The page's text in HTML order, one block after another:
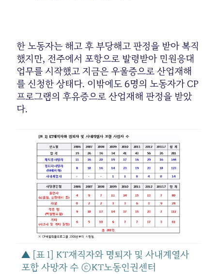
한 노동자는 해고 후 부당해고 판정을 받아 복직
했지만, 전주에서 포항으로 발령받아 민원응대
업무를 시작했고 지금은 우울증으로 산업재해
를 신청한 상태다. 이밖에도 6명의 노동자가 CP
프로그램의 후유증으로 산업재해 판정을 받았
다.
▲ [표 1] KT재직자와 명퇴자 및 사내계열사
포함 사망자 수 ⓒKT노동인권센터